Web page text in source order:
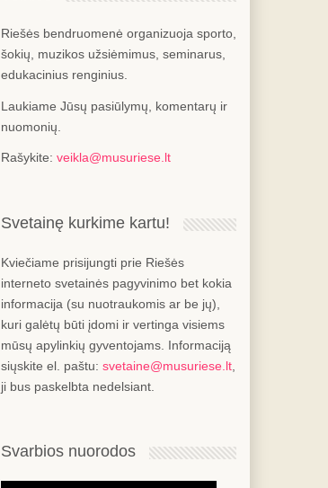
Riešės bendruomenė organizuoja sporto,
šokių, muzikos užsiėmimus, seminarus,
edukacinius renginius.
Laukiame Jūsų pasiūlymų, komentarų ir
nuomonių.
Rašykite: veikla@musuriese.lt
Svetainę kurkime kartu!
Kviečiame prisijungti prie Riešės
interneto svetainės pagyvinimo bet kokia
informacija (su nuotraukomis ar be jų),
kuri galėtų būti įdomi ir vertinga visiems
mūsų apylinkių gyventojams. Informaciją
siųskite el. paštu: svetaine@musuriese.lt,
ji bus paskelbta nedelsiant.
Svarbios nuorodos